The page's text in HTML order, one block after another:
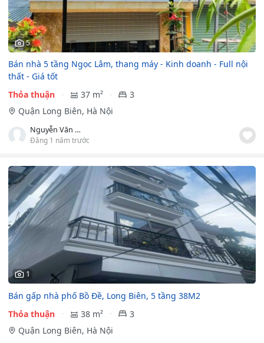
5
Bán nhà 5 tầng Ngọc Lâm, thang máy - Kinh doanh - Full nội
thất - Giá tốt
Thỏa thuận
37 m²
3
Quận Long Biên, Hà Nội
Nguyễn Văn Trình
Đăng 1 năm trước
1
Bán gấp nhà phố Bồ Đề, Long Biên, 5 tầng 38M2
Thỏa thuận
38 m²
3
Quận Long Biên, Hà Nội